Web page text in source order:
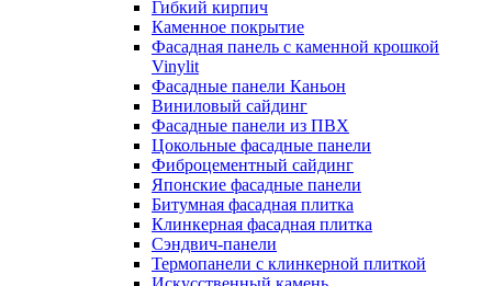
Гибкий кирпич
Каменное покрытие
Фасадная панель с каменной крошкой
Vinylit
Фасадные панели Каньон
Виниловый сайдинг
Фасадные панели из ПВХ
Цокольные фасадные панели
Фиброцементный сайдинг
Японские фасадные панели
Битумная фасадная плитка
Клинкерная фасадная плитка
Сэндвич-панели
Термопанели с клинкерной плиткой